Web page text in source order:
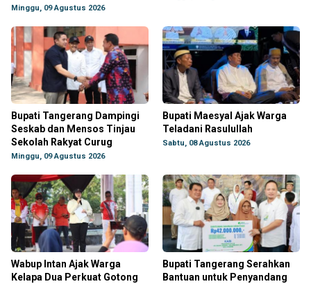
Minggu, 09 Agustus 2026
Bupati Tangerang Dampingi
Seskab dan Mensos Tinjau
Sekolah Rakyat Curug
Minggu, 09 Agustus 2026
Bupati Maesyal Ajak Warga
Teladani Rasulullah
Sabtu, 08 Agustus 2026
Wabup Intan Ajak Warga
Kelapa Dua Perkuat Gotong
Bupati Tangerang Serahkan
Bantuan untuk Penyandang